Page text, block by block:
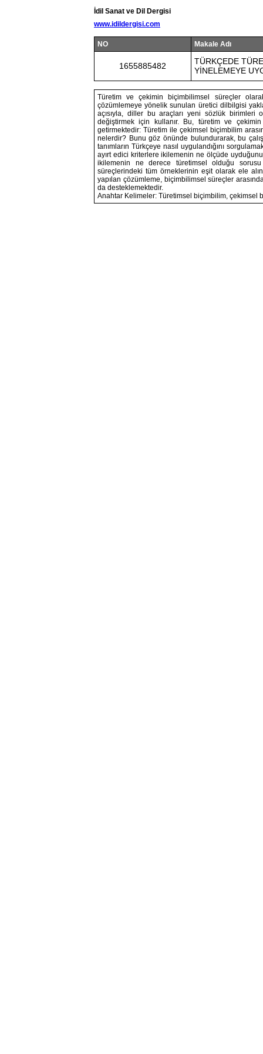
İdil Sanat ve Dil Dergisi
www.idildergisi.com
NO Makale Adı
1655885482
TÜRKÇEDE
YİNELEMEYE
Türetim ve çekimin biçimbilimsel süreçler
çözümlemeye yönelik sunulan üretici dilbilgisi
açısıyla, diller bu araçları yeni sözlük birimleri
değiştirmek için kullanır. Bu, türetim ve
getirmektedir: Türetim ile çekimsel biçimbilim
nelerdir? Bunu göz önünde bulundurarak, bu
tanımların Türkçeye nasıl uygulandığını
ayırt edici kriterlere ikilemenin ne ölçüde
ikilemenin ne derece türetimsel olduğu sorusu
süreçlerindeki tüm örneklerinin eşit olarak ele
yapılan çözümleme, biçimbilimsel süreçler
da desteklemektedir.
Anahtar Kelimeler: Türetimsel biçimbilim, çekimsel